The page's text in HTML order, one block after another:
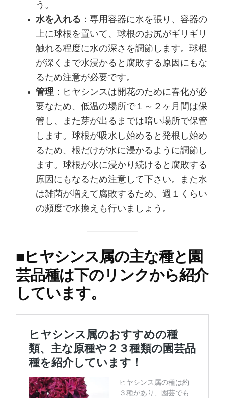
う。
水を入れる ：専用容器に水を張り、容器の
上に球根を置いて、球根のお尻がギリギリ
触れる程度に水の深さを調節します。球根
が深くまで水浸かると腐敗する原因にもな
るため注意が必要です。
管理 ：ヒヤシンスは開花のために春化が必
要なため、低温の場所で１～２ヶ月間は保
管し、また芽が出るまでは暗い場所で保管
します。球根が吸水し始めると発根し始め
るため、根だけが水に浸かるように調節し
ます。球根が水に浸かり続けると腐敗する
原因にもなるため注意して下さい。また水
は雑菌が増えて腐敗するため、週１くらい
の頻度で水換えも行いましょう。
■ヒヤシンス属の主な種と園
芸品種は下のリンクから紹介
しています。